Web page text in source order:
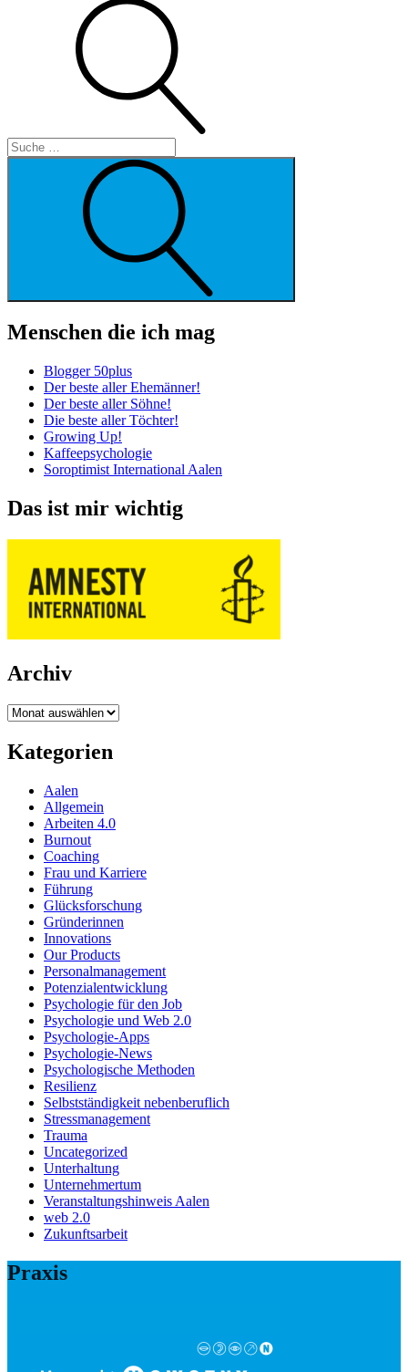
Menschen die ich mag
Blogger 50plus
Der beste aller Ehemänner!
Der beste aller Söhne!
Die beste aller Töchter!
Growing Up!
Kaffeepsychologie
Soroptimist International Aalen
Das ist mir wichtig
Archiv
Archiv
Kategorien
Aalen
Allgemein
Arbeiten 4.0
Burnout
Coaching
Frau und Karriere
Führung
Glücksforschung
Gründerinnen
Innovations
Our Products
Personalmanagement
Potenzialentwicklung
Psychologie für den Job
Psychologie und Web 2.0
Psychologie-Apps
Psychologie-News
Psychologische Methoden
Resilienz
Selbstständigkeit nebenberuflich
Stressmanagement
Trauma
Uncategorized
Unterhaltung
Unternehmertum
Veranstaltungshinweis Aalen
web 2.0
Zukunftsarbeit
Praxis